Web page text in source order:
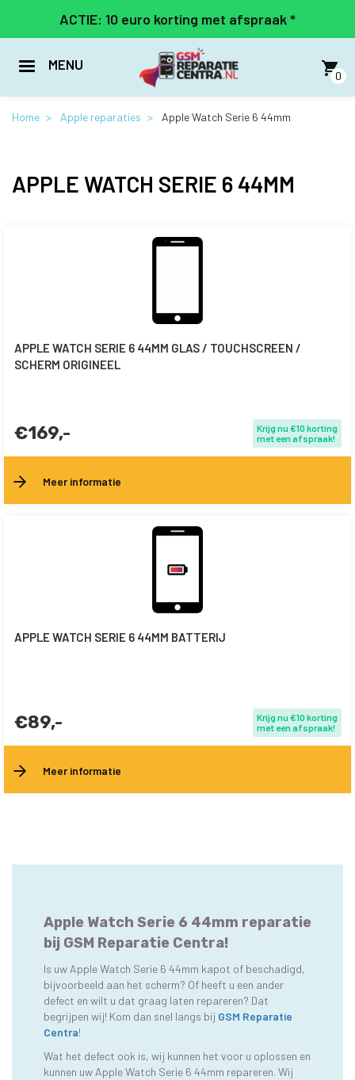
naar
inhoud
ACTIE: 10 euro korting met afspraak *
MENU
0
Home Apple reparaties Apple Watch Serie 6 44mm
APPLE WATCH SERIE 6 44MM
APPLE WATCH SERIE 6 44MM GLAS / TOUCHSCREEN /
SCHERM ORIGINEEL
€169,-
Krijg nu €10 korting
met een afspraak!
Meer informatie
APPLE WATCH SERIE 6 44MM BATTERIJ
€89,-
Krijg nu €10 korting
met een afspraak!
Meer informatie
Apple Watch Serie 6 44mm reparatie
bij GSM Reparatie Centra!
Is uw Apple Watch Serie 6 44mm kapot of beschadigd,
bijvoorbeeld aan het scherm? Of heeft u een ander
defect en wilt u dat graag laten repareren? Dat
begrijpen wij! Kom dan snel langs bij GSM Reparatie
Centra!
Wat het defect ook is, wij kunnen het voor u oplossen en
kunnen uw Apple Watch Serie 6 44mm repareren. Wij